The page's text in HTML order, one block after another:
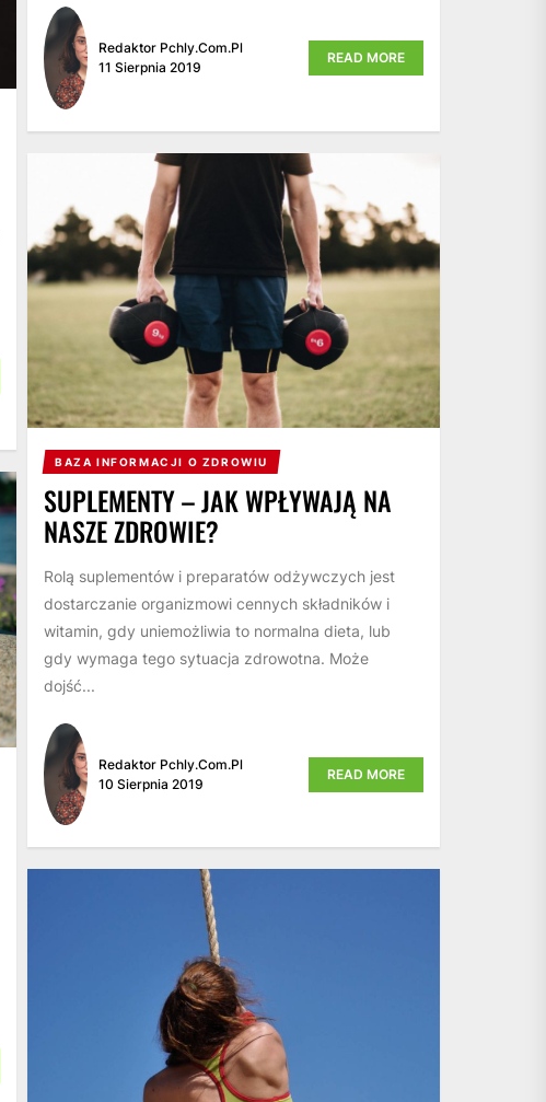
Redaktor Pchly.com.pl
11 Sierpnia 2019
READ MORE
BAZA INFORMACJI O ZDROWIU
SUPLEMENTY – JAK WPŁYWAJĄ NA
NASZE ZDROWIE?
Rolą suplementów i preparatów odżywczych jest
dostarczanie organizmowi cennych składników i
witamin, gdy uniemożliwia to normalna dieta, lub
gdy wymaga tego sytuacja zdrowotna. Może
dojść...
Redaktor Pchly.com.pl
10 Sierpnia 2019
READ MORE